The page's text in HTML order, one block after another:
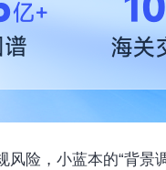
风险，小蓝本的“背景